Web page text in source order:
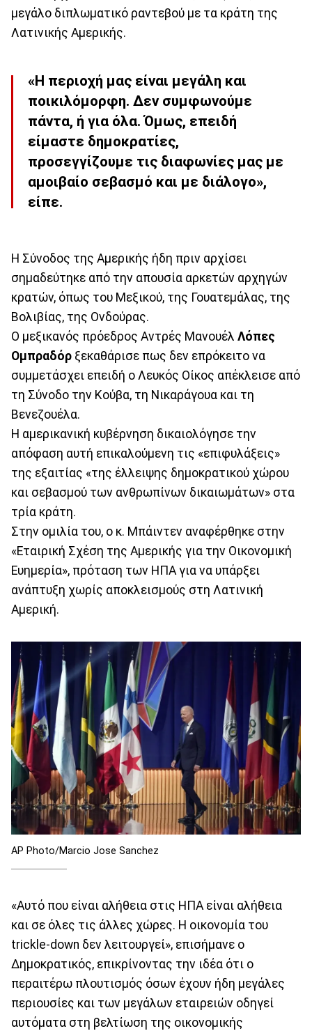
μεγάλο διπλωματικό ραντεβού με τα κράτη της
Λατινικής Αμερικής.
«Η περιοχή μας είναι μεγάλη και
ποικιλόμορφη. Δεν συμφωνούμε
πάντα, ή για όλα. Όμως, επειδή
είμαστε δημοκρατίες,
προσεγγίζουμε τις διαφωνίες μας με
αμοιβαίο σεβασμό και με διάλογο»,
είπε.
Η Σύνοδος της Αμερικής ήδη πριν αρχίσει
σημαδεύτηκε από την απουσία αρκετών αρχηγών
κρατών, όπως του Μεξικού, της Γουατεμάλας, της
Βολιβίας, της Ονδούρας.
Ο μεξικανός πρόεδρος Αντρές Μανουέλ Λόπες
Ομπραδόρ ξεκαθάρισε πως δεν επρόκειτο να
συμμετάσχει επειδή ο Λευκός Οίκος απέκλεισε από
τη Σύνοδο την Κούβα, τη Νικαράγουα και τη
Βενεζουέλα.
Η αμερικανική κυβέρνηση δικαιολόγησε την
απόφαση αυτή επικαλούμενη τις «επιφυλάξεις»
της εξαιτίας «της έλλειψης δημοκρατικού χώρου
και σεβασμού των ανθρωπίνων δικαιωμάτων» στα
τρία κράτη.
Στην ομιλία του, ο κ. Μπάιντεν αναφέρθηκε στην
«Εταιρική Σχέση της Αμερικής για την Οικονομική
Ευημερία», πρόταση των ΗΠΑ για να υπάρξει
ανάπτυξη χωρίς αποκλεισμούς στη Λατινική
Αμερική.
AP Photo/Marcio Jose Sanchez
«Αυτό που είναι αλήθεια στις ΗΠΑ είναι αλήθεια
και σε όλες τις άλλες χώρες. Η οικονομία του
trickle-down δεν λειτουργεί», επισήμανε ο
Δημοκρατικός, επικρίνοντας την ιδέα ότι ο
περαιτέρω πλουτισμός όσων έχουν ήδη μεγάλες
περιουσίες και των μεγάλων εταιρειών οδηγεί
αυτόματα στη βελτίωση της οικονομικής